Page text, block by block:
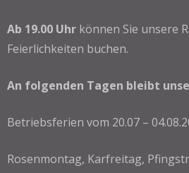
Ab 19.00 Uhr können Sie unsere
Feierlichkeiten buchen.
An folgenden Tagen bleibt
Betriebsferien vom 20.07 –
Rosenmontag, Karfreitag,